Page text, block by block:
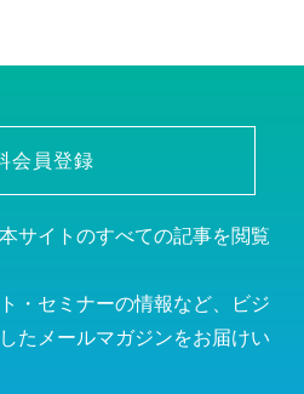
会員登録
サイトのすべての記事を閲覧
・セミナーの情報など、ビジ
たメールマガジンをお届けい